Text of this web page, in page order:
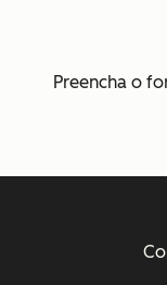
Preencha o